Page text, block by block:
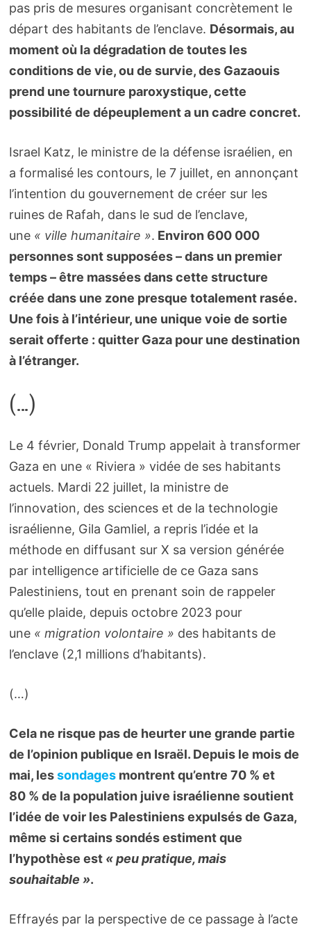
pas pris de mesures organisant concrètement le
départ des habitants de l’enclave. Désormais, au
moment où la dégradation de toutes les
conditions de vie, ou de survie, des Gazaouis
prend une tournure paroxystique, cette
possibilité de dépeuplement a un cadre concret.
Israel Katz, le ministre de la défense israélien, en
a formalisé les contours, le 7 juillet, en annonçant
l’intention du gouvernement de créer sur les
ruines de Rafah, dans le sud de l’enclave,
une « ville humanitaire ». Environ 600 000
personnes sont supposées – dans un premier
temps – être massées dans cette structure
créée dans une zone presque totalement rasée.
Une fois à l’intérieur, une unique voie de sortie
serait offerte : quitter Gaza pour une destination
à l’étranger.
(…)
Le 4 février, Donald Trump appelait à transformer
Gaza en une « Riviera » vidée de ses habitants
actuels. Mardi 22 juillet, la ministre de
l’innovation, des sciences et de la technologie
israélienne, Gila Gamliel, a repris l’idée et la
méthode en diffusant sur X sa version générée
par intelligence artificielle de ce Gaza sans
Palestiniens, tout en prenant soin de rappeler
qu’elle plaide, depuis octobre 2023 pour
une « migration volontaire » des habitants de
l’enclave (2,1 millions d’habitants).
(…)
Cela ne risque pas de heurter une grande partie
de l’opinion publique en Israël. Depuis le mois de
mai, lessondagesmontrent qu’entre 70 % et
80 % de la population juive israélienne soutient
l’idée de voir les Palestiniens expulsés de Gaza,
même si certains sondés estiment que
l’hypothèse est « peu pratique, mais
souhaitable ».
Effrayés par la perspective de ce passage à l’acte